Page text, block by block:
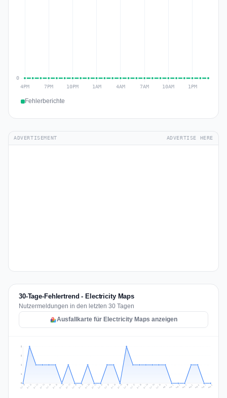
Fehlerberichte
ADVERTISEMENT ADVERTISE HERE
30-Tage-Fehlertrend - Electricity Maps
Nutzermeldungen in den letzten 30 Tagen
Ausfallkarte für Electricity Maps anzeigen
1
1
2
2
Jul 10 Jul 11 Jul 12 Jul 13 Jul 14 Jul 15 Jul 16 Jul 17 Jul 18 Jul 19 Jul 20 Jul 21 Jul 22 Jul 23 Jul 24 Jul 25 Jul 26 Jul 27 Jul 28 Jul 29 Jul 30 Jul 31 Aug 1 Aug 2 Aug 3 Aug 4 Aug 5 Aug 6 Aug 7 Aug 8